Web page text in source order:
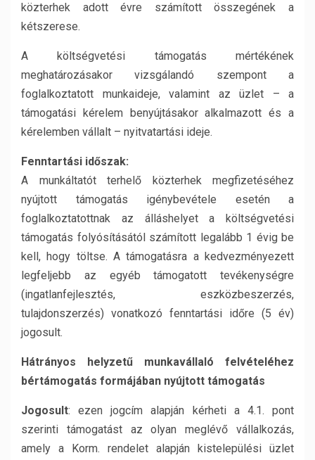
közterhek adott évre számított összegének a
kétszerese.
A költségvetési támogatás mértékének
meghatározásakor vizsgálandó szempont a
foglalkoztatott munkaideje, valamint az üzlet – a
támogatási kérelem benyújtásakor alkalmazott és a
kérelemben vállalt – nyitvatartási ideje.
Fenntartási időszak:
A munkáltatót terhelő közterhek megfizetéséhez
nyújtott támogatás igénybevétele esetén a
foglalkoztatottnak az álláshelyet a költségvetési
támogatás folyósításától számított legalább 1 évig be
kell, hogy töltse. A támogatásra a kedvezményezett
legfeljebb az egyéb támogatott tevékenységre
(ingatlanfejlesztés, eszközbeszerzés,
tulajdonszerzés) vonatkozó fenntartási időre (5 év)
jogosult.
Hátrányos helyzetű munkavállaló felvételéhez
bértámogatás formájában nyújtott támogatás
Jogosult: ezen jogcím alapján kérheti a 4.1. pont
szerinti támogatást az olyan meglévő vállalkozás,
amely a Korm. rendelet alapján kistelepülési üzlet